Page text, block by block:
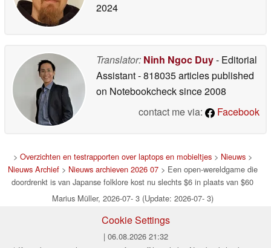
2024
Translator: Ninh Ngoc Duy- Editorial
Assistant- 818035 articles published
on Notebookchecksince 2008
contact me via:
Facebook
> Overzichten en testrapporten over laptops en mobieltjes> Nieuws>
Nieuws Archief> Nieuws archieven 2026 07> Een open-wereldgame die
doordrenkt is van Japanse folklore kost nu slechts $6 in plaats van $60
Marius Müller, 2026-07- 3 (Update: 2026-07- 3)
Cookie Settings
| 06.08.2026 21:32